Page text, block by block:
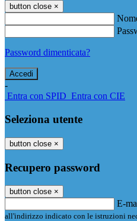
button close ×
Password dimenticata?
-
Entra con SPID Entra con CIE
Seleziona utente
button close ×
Recupero password
button close ×
E-
all'indirizzo indicato con le istruzioni